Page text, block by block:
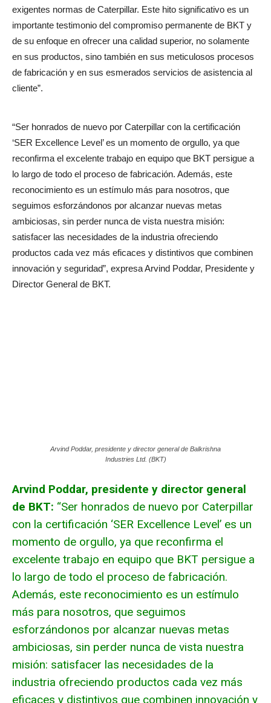
exigentes normas de Caterpillar. Este hito significativo es un
importante testimonio del compromiso permanente de BKT y
de su enfoque en ofrecer una calidad superior, no solamente
en sus productos, sino también en sus meticulosos procesos
de fabricación y en sus esmerados servicios de asistencia al
cliente”.
“Ser honrados de nuevo por Caterpillar con la certificación
‘SER Excellence Level’ es un momento de orgullo, ya que
reconfirma el excelente trabajo en equipo que BKT persigue a
lo largo de todo el proceso de fabricación. Además, este
reconocimiento es un estímulo más para nosotros, que
seguimos esforzándonos por alcanzar nuevas metas
ambiciosas, sin perder nunca de vista nuestra misión:
satisfacer las necesidades de la industria ofreciendo
productos cada vez más eficaces y distintivos que combinen
innovación y seguridad”, expresa Arvind Poddar, Presidente y
Director General de BKT.
Arvind Poddar, presidente y director general de Balkrishna
Industries Ltd. (BKT)
Arvind Poddar, presidente y director general
de BKT: “Ser honrados de nuevo por Caterpillar
con la certificación ‘SER Excellence Level’ es un
momento de orgullo, ya que reconfirma el
excelente trabajo en equipo que BKT persigue a
lo largo de todo el proceso de fabricación.
Además, este reconocimiento es un estímulo
más para nosotros, que seguimos
esforzándonos por alcanzar nuevas metas
ambiciosas, sin perder nunca de vista nuestra
misión: satisfacer las necesidades de la
industria ofreciendo productos cada vez más
eficaces y distintivos que combinen innovación y